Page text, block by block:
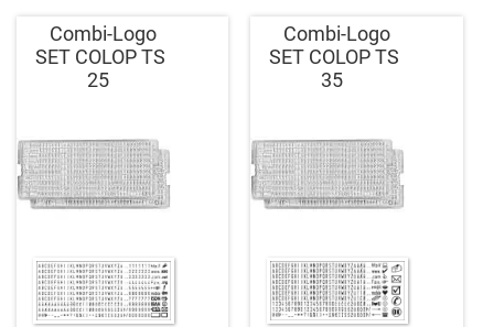
Combi-Logo
SET COLOP TS
25
Combi-Logo
SET COLOP TS
35